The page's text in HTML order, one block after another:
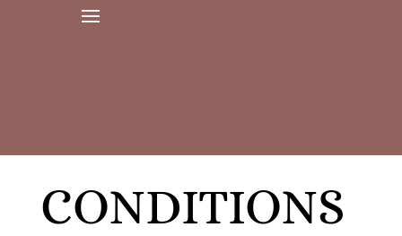
CONDITIONS